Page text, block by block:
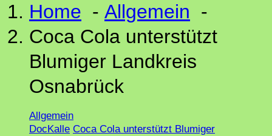
Home - Allgemein -
Coca Cola unterstützt
Blumiger Landkreis
Osnabrück
Allgemein
DocKalle Coca Cola unterstützt Blumiger